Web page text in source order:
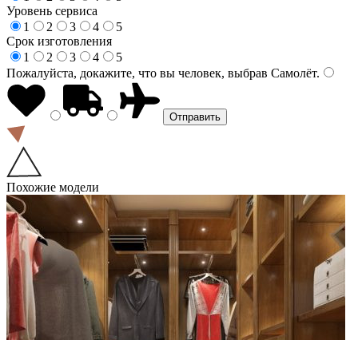
Уровень сервиса
1
2 3 4
5
Срок изготовления
1
2 3 4
5
Пожалуйста, докажите, что вы человек, выбрав Самолёт.
Похожие модели